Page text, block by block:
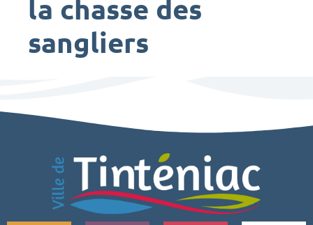
la chasse des
sangliers